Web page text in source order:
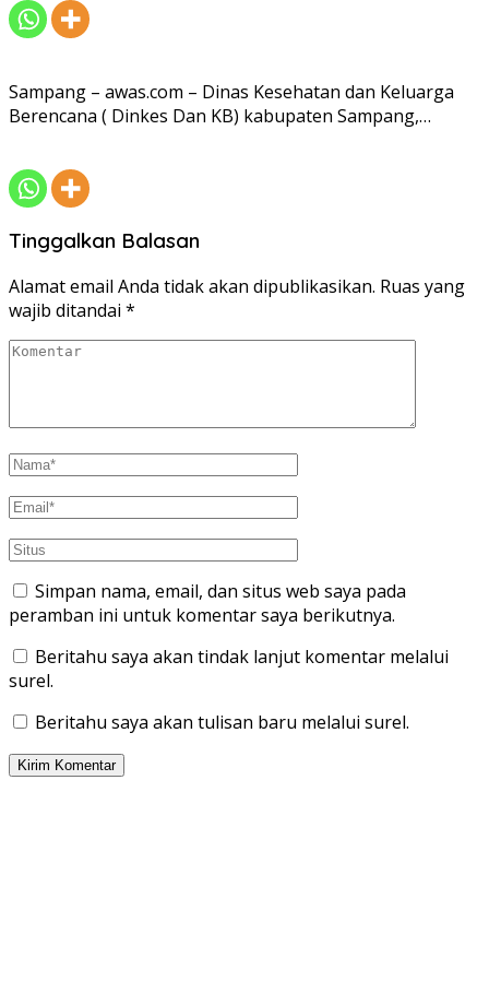
Sampang – awas.com – Dinas Kesehatan dan Keluarga
Berencana ( Dinkes Dan KB) kabupaten Sampang,…
Tinggalkan Balasan
Alamat email Anda tidak akan dipublikasikan. Ruas yang
wajib ditandai *
Simpan nama, email, dan situs web saya pada
peramban ini untuk komentar saya berikutnya.
Beritahu saya akan tindak lanjut komentar melalui
surel.
Beritahu saya akan tulisan baru melalui surel.